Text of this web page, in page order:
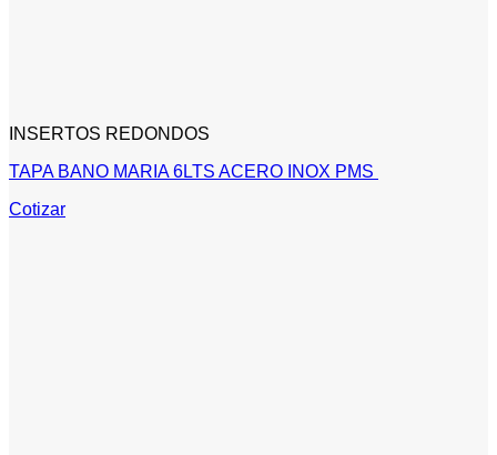
INSERTOS REDONDOS
TAPA BANO MARIA 6LTS ACERO INOX PMS
Cotizar